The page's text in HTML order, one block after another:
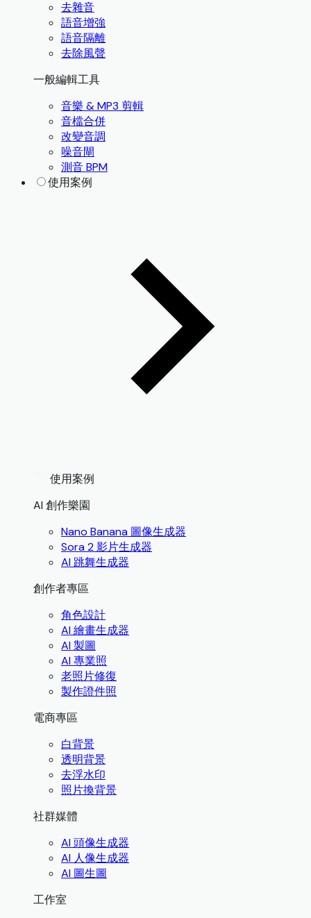
去雜音
語音增強
語音隔離
去除風聲
一般編輯工具
音樂 & MP3 剪輯
音檔合併
改變音調
噪音閘
測音 BPM
使用案例
使用案例
AI 創作樂園
Nano Banana 圖像生成器
Sora 2 影片生成器
AI 跳舞生成器
創作者專區
角色設計
AI 繪畫生成器
AI 製圖
AI 專業照
老照片修復
製作證件照
電商專區
白背景
透明背景
去浮水印
照片換背景
社群媒體
AI 頭像生成器
AI 人像生成器
AI 圖生圖
工作室